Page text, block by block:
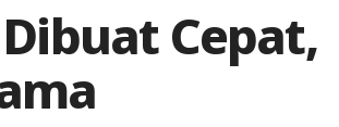
Cepat,